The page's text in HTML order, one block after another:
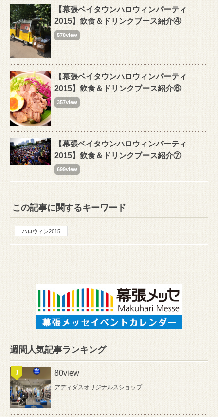
【幕張ベイタウンハロウィンパーティ
2015】飲食＆ドリンクブース紹介④
578view
【幕張ベイタウンハロウィンパーティ
2015】飲食＆ドリンクブース紹介⑥
357view
【幕張ベイタウンハロウィンパーティ
2015】飲食＆ドリンクブース紹介⑦
699view
この記事に関するキーワード
ハロウィン2015
週間人気記事ランキング
80view
アディダスオリジナルスショップ